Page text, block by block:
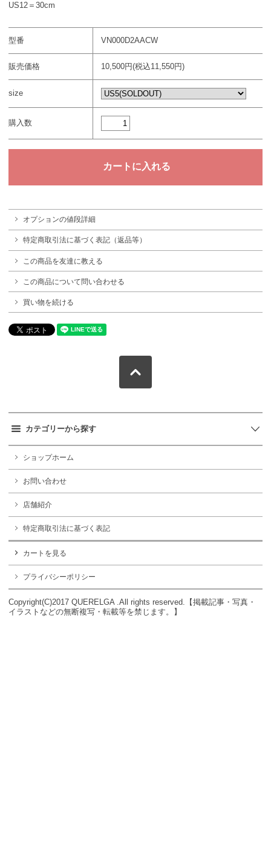
US12＝30cm
型番 VN000D2AACW
販売価格 10,500円(税込11,550円)
size
購入数
オプションの値段詳細
特定商取引法に基づく表記（返品等）
この商品を友達に教える
この商品について問い合わせる
買い物を続ける
カテゴリーから探す
ショップホーム
お問い合わせ
店舗紹介
特定商取引法に基づく表記
カートを見る
プライバシーポリシー
Copyright(C)2017 QUERELGA .All rights reserved.【掲載記事・写真・
イラストなどの無断複写・転載等を禁じます。】